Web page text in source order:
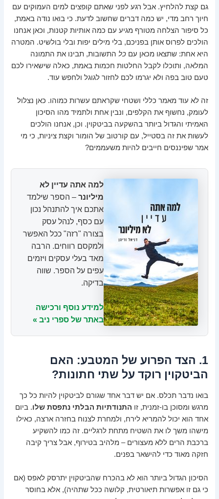
גם קצת להלחיץ. אבל רגע לפני שאתם קופצים למים העמוקים עם
חיוך רחב מדי, יש כמה דברים שחשוב לדעת. כי בואו נודה באמת,
כל סיפור הצלחה מטורף מגיע עם כמה אותיות קטנות, וכאן אנחנו
הולכים לפרוס אותן בפניכם, בלי מילים יפות ובלי בולשיט. המטרה
היא אחת: שתצאו מכאן עםכל התשובות, תבינו את התמונה
המלאה, ותוכלו לקבל החלטות חכמות באמת, כאלה שישאירו לכם
טעם טוב בפה ולא יגרמו לכם לחזור לגוגל ולחפש עוד.
זה לא עוד מאמר כללי ושטחי שקראתם עשרות כמוהו. כאן נצלול
לעומק, נחשוף את הקלפים, ונבין אחת ולתמיד מהו הסיכון
האמיתי והגדול ביותר בהשקעה בביטקוין. וכן, אנחנו הולכים
לעשות את זה בסטייל, עם קורטוב של הומור וקצת ציניות, כי מי
אמר שפיננסים חייבים להיות משעממים?
למה אתה עדיין לא
מיליונר – הספר שילמד
אתכם איך להתנהל נכון
עם כסף, לנהל עסק
בצורה "רזה" ככל האפשר
ולמקסם רווחים. הרבה
מאד בעלי עסקים ויזמים
עפים על הספר. שווה
בדיקה.
למידע נוסף ורכישה
באתר של ספרי ניב »
1. הצד הפרוע של המטבע: האם
הביטקוין רוקד על שתי חתונות?
בואו נדבר תכלס. אם יש דבר אחד שגורם לביטקוין להיות כל כך
מרגש ומסוכן בו-זמנית, זו התנודתיות הבלתי נתפסת שלו. ביום
אחד הוא יכול להמריא לירח, ולמחרת לצנוח בחזרה ארצה, כאילו
מישהו משך לו את השטיח מתחת לרגליים. זה כמו להשקיע
ברכבת הרים ללא מעצורים – מלהיב בטירוף, אבל צריך קיבה
חזקה מאוד כדי להישאר בפנים.
הסיכון הגדול ביותר הוא לא בהכרח שהביטקוין יתרסק לאפס (אם
כי גם זו אפשרות תיאורטית, קלושה ככל שתהיה), אלא בחוסר